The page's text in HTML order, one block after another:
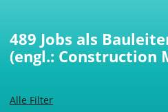
Alle Filter
489 Jobs als
(engl.: Construction